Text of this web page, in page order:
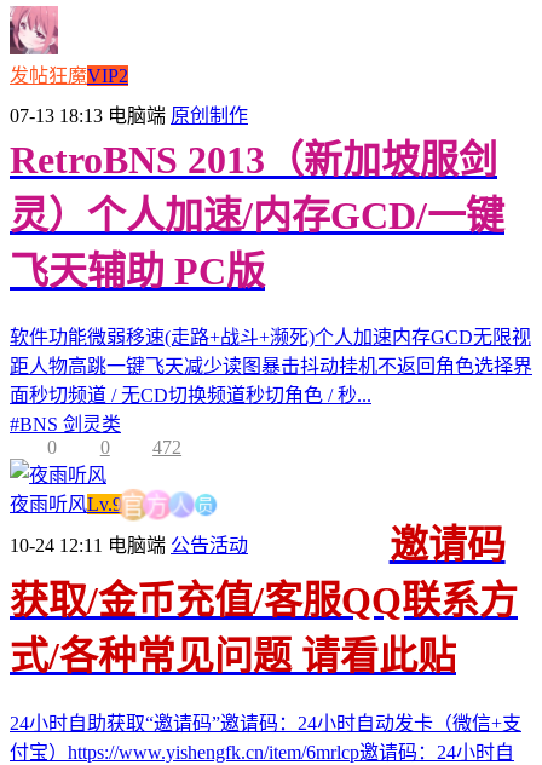
发帖狂魔VIP2
07-13 18:13 电脑端 原创制作
RetroBNS 2013（新加坡服剑
灵）个人加速/内存GCD/一键
飞天辅助 PC版
软件功能微弱移速(走路+战斗+濒死)个人加速内存GCD无限视
距人物高跳一键飞天减少读图暴击抖动挂机不返回角色选择界
面秒切频道 / 无CD切换频道秒切角色 / 秒...
#BNS 剑灵类
0
0 472
夜雨听风Lv.9官 方人员
10-24 12:11 电脑端 公告活动
邀请码
获取/金币充值/客服QQ联系方
式/各种常见问题 请看此贴
24小时自助获取“邀请码”邀请码：24小时自动发卡（微信+支
付宝）https://www.yishengfk.cn/item/6mrlcp邀请码：24小时自